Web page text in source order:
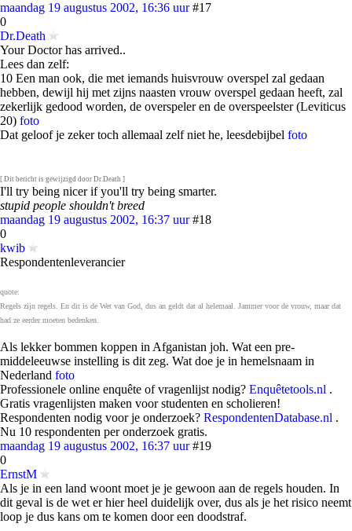
maandag 19 augustus 2002, 16:36 uur #17
0
Dr.Death
Your Doctor has arrived..
Lees dan zelf:
10 Een man ook, die met iemands huisvrouw overspel zal gedaan
hebben, dewijl hij met zijns naasten vrouw overspel gedaan heeft, zal
zekerlijk gedood worden, de overspeler en de overspeelster (Leviticus
20) foto
Dat geloof je zeker toch allemaal zelf niet he, leesdebijbel foto
[ Dit bericht is gewijzigd door Dr.Death ]
I'll try being nicer if you'll try being smarter.
stupid people shouldn't breed
maandag 19 augustus 2002, 16:37 uur #18
0
kwib
Respondentenleverancier
quote:
Regels zijn regels. En dit is de Wet van God, dus an geldt dat al helemaal. Jammer voor de vrouw, maar dat
had ze eerder moeten bedenken.
Als lekker bommen koppen in Afganistan joh. Wat een pre-
middeleeuwse instelling is dit zeg. Wat doe je in hemelsnaam in
Nederland foto
Professionele online enquête of vragenlijst nodig? Enquêtetools.nl .
Gratis vragenlijsten maken voor studenten en scholieren!
Respondenten nodig voor je onderzoek? RespondentenDatabase.nl .
Nu 10 respondenten per onderzoek gratis.
maandag 19 augustus 2002, 16:37 uur #19
0
ErnstM
Als je in een land woont moet je je gewoon aan de regels houden. In
dit geval is de wet er hier heel duidelijk over, dus als je het risico neemt
loop je dus kans om te komen door een doodstraf.